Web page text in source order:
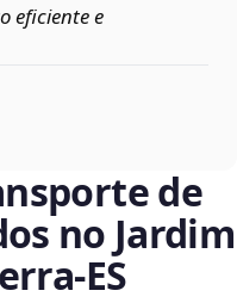
eficiente e
de
no Jardim